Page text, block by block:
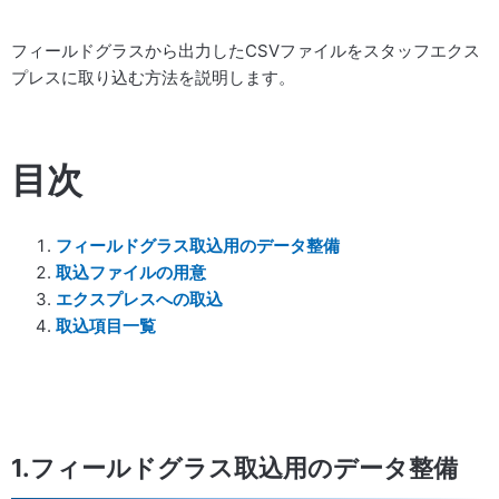
フィールドグラスから出力したCSVファイルをスタッフエクス
プレスに取り込む方法を説明します。
目次
フィールドグラス取込用のデータ整備
取込ファイルの用意
エクスプレスへの取込
取込項目一覧
1.フィールドグラス取込用のデータ整備